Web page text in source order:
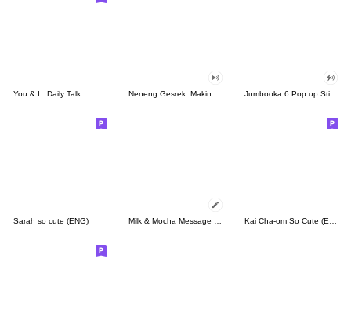
You & I : Daily Talk Neneng Gesrek: Makin Gesrek Jumbooka 6 Pop up Sticker
Sarah so cute (ENG)